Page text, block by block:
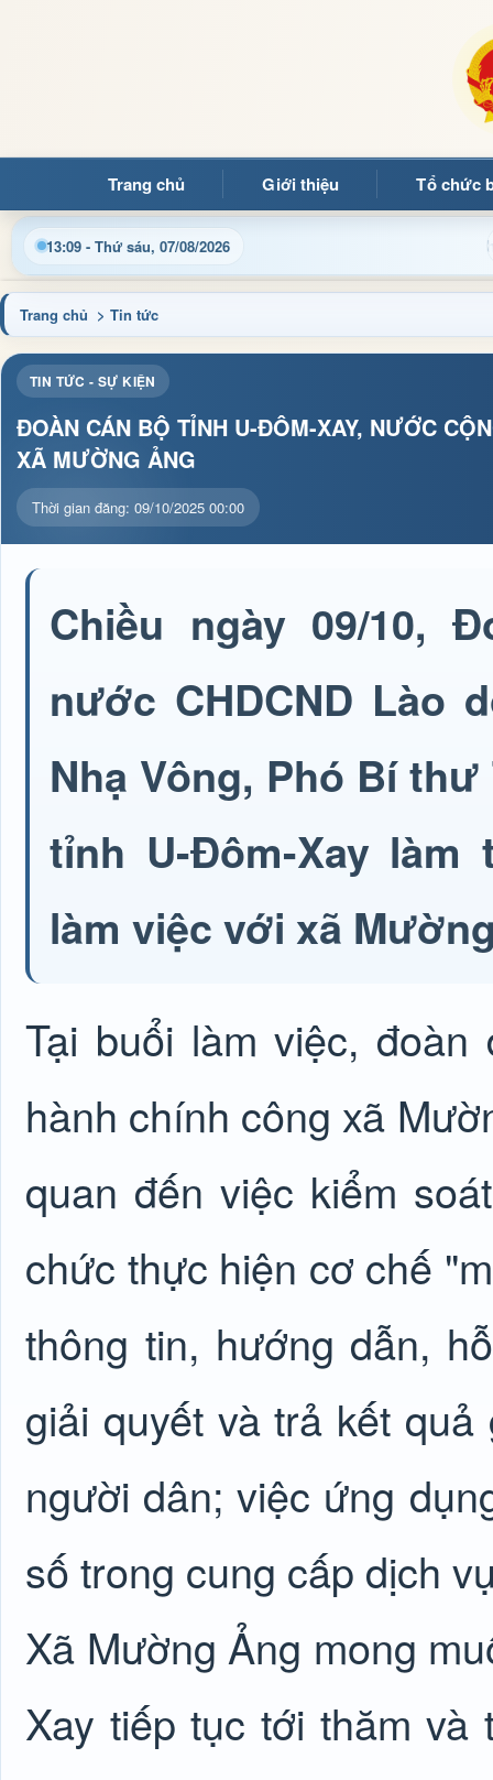
Trang chủ Giới thiệu Tổ chức
13:09 - Thứ sáu, 07/08/2026
Cập nhật thông tin điều hành, thủ tục hành chính và
Trang chủ > Tin tức
TIN TỨC - SỰ KIỆN
ĐOÀN CÁN BỘ TỈNH U-ĐÔM-XAY, NƯỚC
XÃ MƯỜNG ẢNG
Thời gian đăng: 09/10/2025 00:00
Chiều ngày 09/10,
nước CHDCND Lào
Nhạ Vông, Phó Bí
tỉnh U-Đôm-Xay
làm việc với xã
Tại buổi làm việc,
hành chính công xã
quan đến việc kiểm
chức thực hiện cơ chế
thông tin, hướng dẫn,
giải quyết và trả kết
người dân; việc ứng
số trong cung cấp dịch
Xã Mường Ảng mong
Xay tiếp tục tới thăm